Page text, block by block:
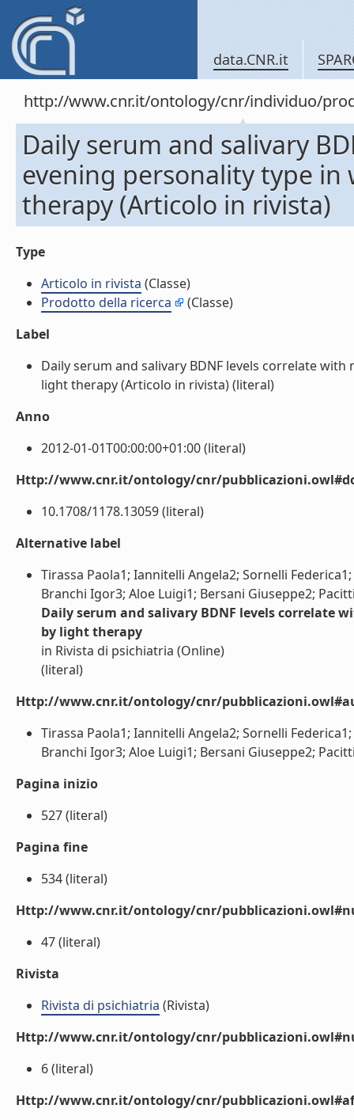
data.CNR.it
http://www.cnr.it/ontology/cnr/individuo/
Daily serum and salivary
evening personality type
therapy (Articolo in rivista)
Type
Articolo in rivista (Classe)
Prodotto della ricerca
(Classe)
Label
Daily serum and salivary BDNF levels correlate
light therapy (Articolo in rivista) (literal)
Anno
2012-01-01T00:00:00+01:00 (literal)
Http://www.cnr.it/ontology/cnr/
10.1708/1178.13059 (literal)
Alternative label
Tirassa Paola1; Iannitelli Angela2; Sornelli
Branchi Igor3; Aloe Luigi1; Bersani Giuseppe2;
Daily serum and salivary BDNF levels correlate
by light therapy
in Rivista di psichiatria (Online)
(literal)
Http://www.cnr.it/ontology/cnr/
Tirassa Paola1; Iannitelli Angela2; Sornelli
Branchi Igor3; Aloe Luigi1; Bersani Giuseppe2;
Pagina inizio
527 (literal)
Pagina fine
534 (literal)
Http://www.cnr.it/ontology/cnr/
47 (literal)
Rivista
Rivista di psichiatria (Rivista)
Http://www.cnr.it/ontology/cnr/
6 (literal)
Http://www.cnr.it/ontology/cnr/